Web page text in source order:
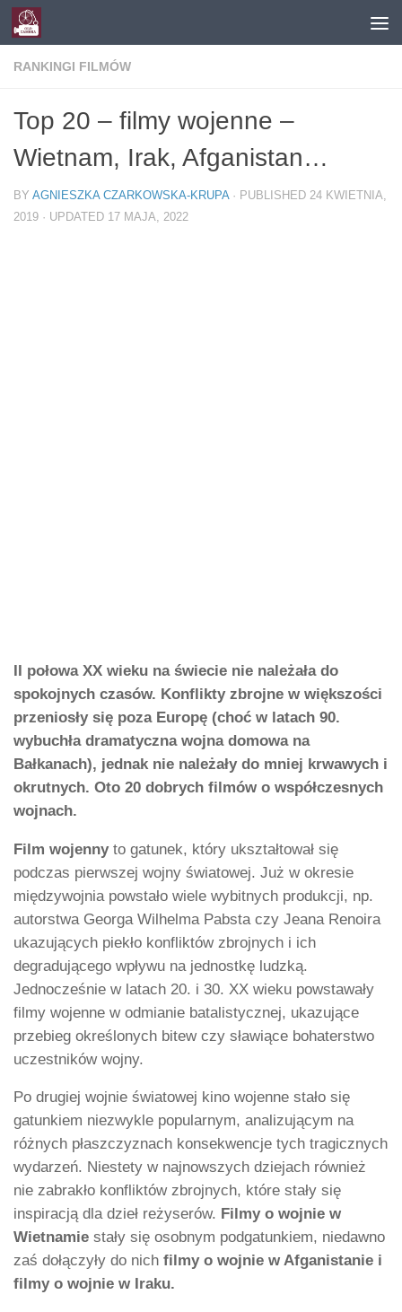
Skip to content
RANKINGI FILMÓW
Top 20 – filmy wojenne –
Wietnam, Irak, Afganistan…
BY AGNIESZKA CZARKOWSKA-KRUPA · PUBLISHED 24 KWIETNIA,
2019 · UPDATED 17 MAJA, 2022
II połowa XX wieku na świecie nie należała do
spokojnych czasów. Konflikty zbrojne w większości
przeniosły się poza Europę (choć w latach 90.
wybuchła dramatyczna wojna domowa na
Bałkanach), jednak nie należały do mniej krwawych i
okrutnych. Oto 20 dobrych filmów o współczesnych
wojnach.
Film wojennyto gatunek, który ukształtował się
podczas pierwszej wojny światowej. Już w okresie
międzywojnia powstało wiele wybitnych produkcji, np.
autorstwa Georga Wilhelma Pabsta czy Jeana Renoira
ukazujących piekło konfliktów zbrojnych i ich
degradującego wpływu na jednostkę ludzką.
Jednocześnie w latach 20. i 30. XX wieku powstawały
filmy wojenne w odmianie batalistycznej, ukazujące
przebieg określonych bitew czy sławiące bohaterstwo
uczestników wojny.
Po drugiej wojnie światowej kino wojenne stało się
gatunkiem niezwykle popularnym, analizującym na
różnych płaszczyznach konsekwencje tych tragicznych
wydarzeń. Niestety w najnowszych dziejach również
nie zabrakło konfliktów zbrojnych, które stały się
inspiracją dla dzieł reżyserów. Filmy o wojnie w
Wietnamie stały się osobnym podgatunkiem, niedawno
zaś dołączyły do nich filmy o wojnie w Afganistanie i
filmy o wojnie w Iraku.